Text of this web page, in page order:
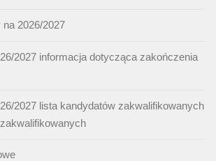
na 2026/2027
2027 informacja dotycząca zakończenia
2027 lista kandydatów zakwalifikowanych